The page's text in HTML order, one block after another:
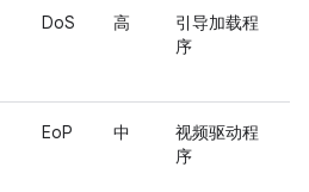
DoS 高
引导加载程
序
EoP 中
视频驱动程
序